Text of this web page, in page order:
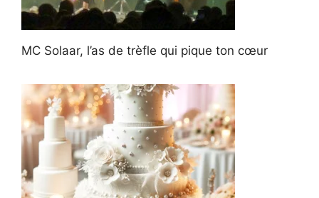
MC Solaar, l’as de trèfle qui pique ton cœur